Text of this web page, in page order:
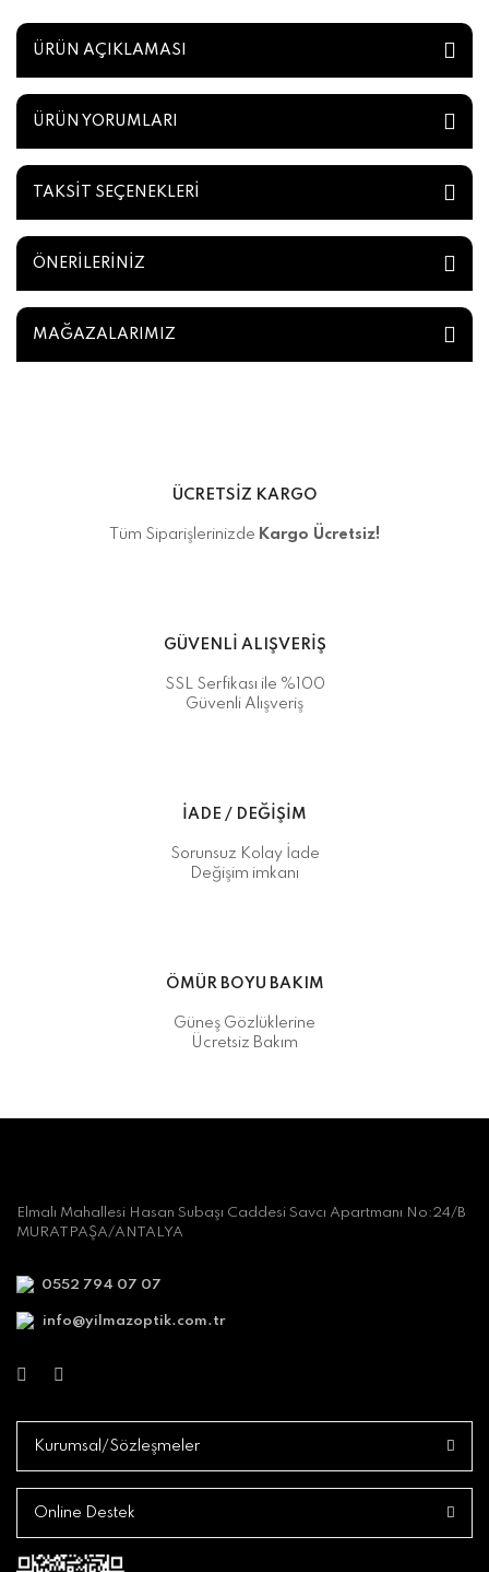
ÜRÜN AÇIKLAMASI
ÜRÜN YORUMLARI
TAKSİT SEÇENEKLERİ
ÖNERİLERİNİZ
MAĞAZALARIMIZ
ÜCRETSİZ KARGO
Tüm Siparişlerinizde Kargo Ücretsiz!
GÜVENLİ ALIŞVERİŞ
SSL Serfikası ile %100
Güvenli Alışveriş
İADE / DEĞİŞİM
Sorunsuz Kolay İade
Değişim imkanı
ÖMÜR BOYU BAKIM
Güneş Gözlüklerine
Ücretsiz Bakım
Elmalı Mahallesi Hasan Subaşı Caddesi Savcı Apartmanı No:24/B
MURATPAŞA/ANTALYA
0552 794 07 07
info@yilmazoptik.com.tr
Kurumsal/Sözleşmeler
Online Destek